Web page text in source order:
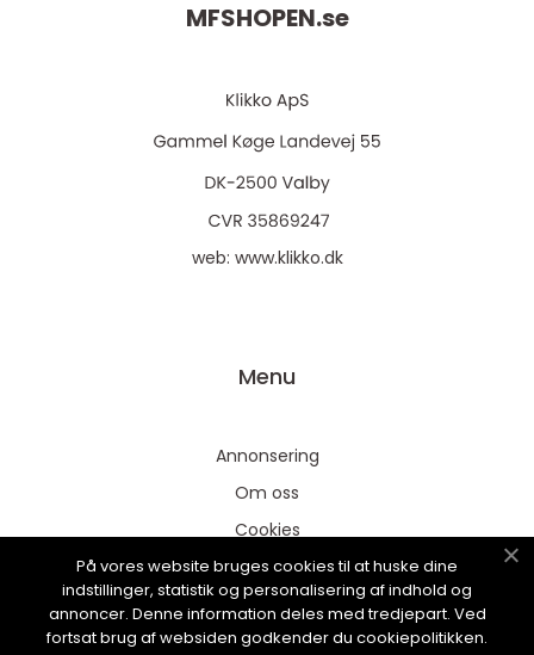
MFSHOPEN.se
web: www.klikko.dk
Menu
Annonsering
Om oss
Cookies
Kontakta oss
Sitemap
På vores website bruges cookies til at huske dine
indstillinger, statistik og personalisering af indhold og
annoncer. Denne information deles med tredjepart. Ved
fortsat brug af websiden godkender du cookiepolitikken.